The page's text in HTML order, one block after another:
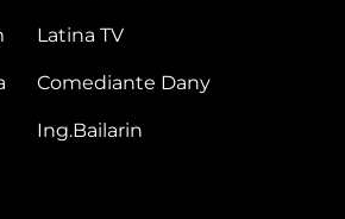
Latina TV
Comediante Dany
Ing.Bailarin